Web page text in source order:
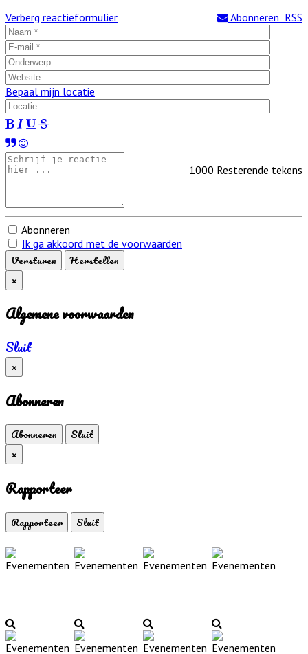
Abonneren RSS
Verberg reactieformulier
Bepaal mijn locatie
1000 Resterende tekens
Abonneren
Ik ga akkoord met de voorwaarden
Versturen
Herstellen
×
Algemene voorwaarden
Sluit
×
Abonneren
Abonneren
Sluit
×
Rapporteer
Rapporteer Sluit